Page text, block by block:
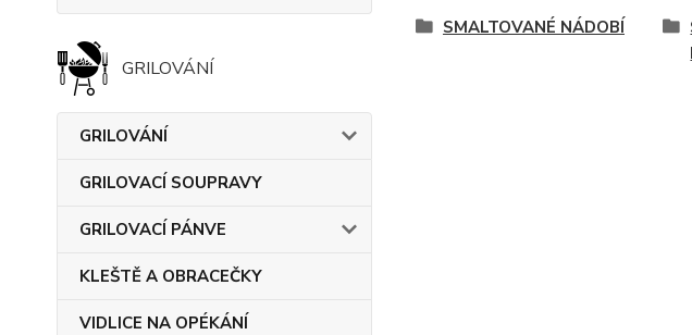
GRILOVÁNÍ
GRILOVÁNÍ
GRILOVACÍ SOUPRAVY
GRILOVACÍ PÁNVE
KLEŠTĚ A OBRACEČKY
VIDLICE NA OPÉKÁNÍ
SMALTOVANÉ NÁDOBÍ